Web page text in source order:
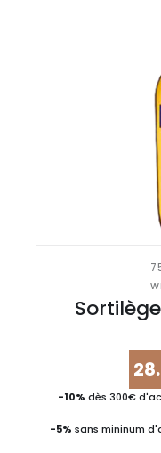
-10% dès 300€
-5% sans mininum